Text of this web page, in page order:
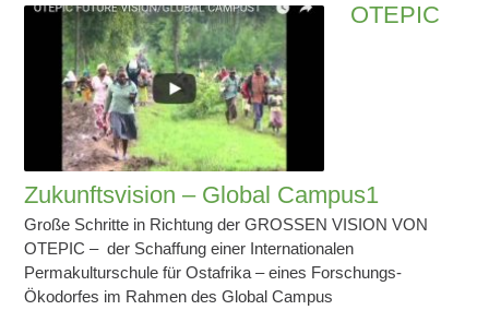
OTEPIC
Zukunftsvision – Global Campus1
Große Schritte in Richtung der GROSSEN VISION VON
OTEPIC – der Schaffung einer Internationalen
Permakulturschule für Ostafrika – eines Forschungs-
Ökodorfes im Rahmen des Global Campus